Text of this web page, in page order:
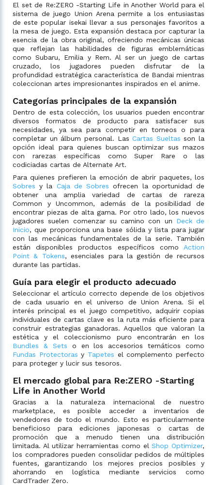
El set de Re:ZERO -Starting Life in Another World para el
sistema de juego Union Arena permite a los entusiastas
de este popular isekai llevar a sus personajes favoritos a
la mesa de juego. Esta expansión destaca por capturar la
esencia de la obra original, ofreciendo mecánicas únicas
que reflejan las habilidades de figuras emblemáticas
como Subaru, Emilia y Rem. Al ser un juego de cartas
cruzado, los jugadores pueden disfrutar de la
profundidad estratégica característica de Bandai mientras
coleccionan artes impresionantes inspirados en el anime.
Categorías principales de la expansión
Dentro de esta colección, los usuarios pueden encontrar
diversos formatos de producto para satisfacer sus
necesidades, ya sea para competir en torneos o para
completar un álbum personal. LasCartas Sueltas son la
opción ideal para quienes buscan optimizar sus mazos
con rarezas específicas como Super Rare o las
codiciadas cartas de Alternate Art.
Para quienes prefieren la emoción de abrir paquetes, los
Sobres y la Caja de Sobres ofrecen la oportunidad de
obtener una amplia variedad de cartas de rareza
Common y Uncommon, además de la posibilidad de
encontrar piezas de alta gama. Por otro lado, los nuevos
jugadores suelen comenzar su camino con un Deck de
Inicio, que proporciona una base sólida y lista para jugar
con las mecánicas fundamentales de la serie. También
están disponibles productos específicos como Action
Point & Tokens, esenciales para la gestión de recursos
durante las partidas.
Guía para elegir el producto adecuado
Seleccionar el artículo correcto depende de los objetivos
de cada usuario en el universo de Union Arena. Si el
interés principal es el juego competitivo, adquirir copias
individuales de cartas clave es la ruta más eficiente para
construir estrategias ganadoras. Aquellos que valoran la
estética y el coleccionismo puro encontrarán en los
Bundles & Sets o en los accesorios temáticos como
Fundas Protectoras y Tapetes el complemento perfecto
para proteger y lucir sus tesoros.
El mercado global para Re:ZERO -Starting
Life in Another World
Gracias a la naturaleza internacional de nuestro
marketplace, es posible acceder a inventarios de
vendedores de todo el mundo. Esto es particularmente
beneficioso para ediciones japonesas o cartas de
promoción que a menudo tienen una distribución
limitada. Al utilizar herramientas como elShop Optimizer,
los compradores pueden consolidar pedidos de múltiples
fuentes, garantizando los mejores precios posibles y
ahorrando en logística mediante servicios como
CardTrader Zero.